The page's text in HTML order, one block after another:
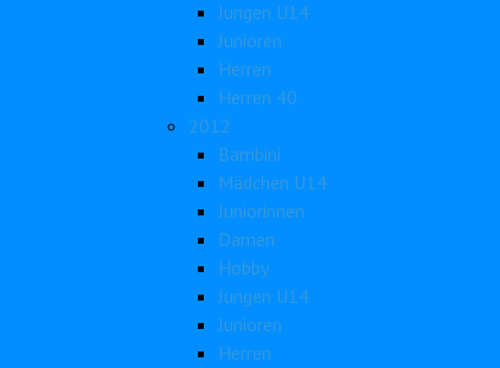
Jungen U14
Junioren
Herren
Herren 40
2012
Bambini
Mädchen U14
Juniorinnen
Damen
Hobby
Jungen U14
Junioren
Herren